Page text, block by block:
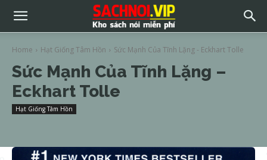
Home Hạt Giống Tâm Hồn Sức Mạnh Của Tĩnh Lặng - Eckhart Tolle
Sức Mạnh Của Tĩnh Lặng –
Eckhart Tolle
Hạt Giống Tâm Hồn